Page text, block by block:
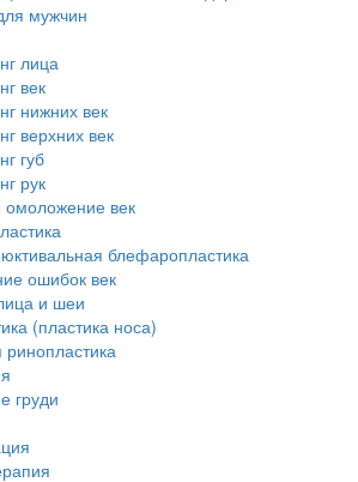
мужчин
лица
век
нижних век
верхних век
губ
рук
век
блефаропластика
ошибок век
и шеи
(пластика носа)
груди